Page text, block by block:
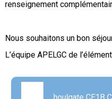
renseignement
Nous souhaitons un bon
L’équipe APELGC de
houlgate CE1B